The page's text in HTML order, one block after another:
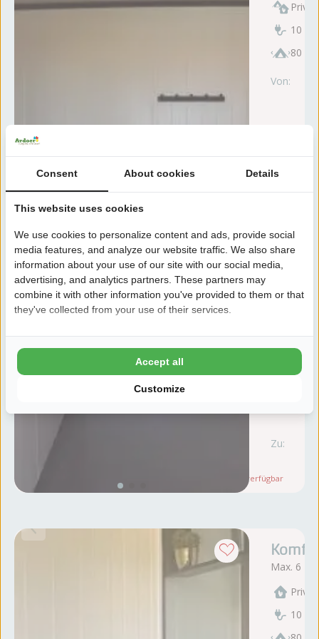
10
80 -
Von:
Zu:
verfügbar
Max. 6
10
Consent About cookies Details
This website uses cookies
We use cookies to personalize content and ads, provide social
media features, and analyze our website traffic. We also share
information about your use of our site with our social media,
advertising, and analytics partners. These partners may
combine it with other information you've provided to them or that
they've collected from your use of their services.
Customize
Accept all